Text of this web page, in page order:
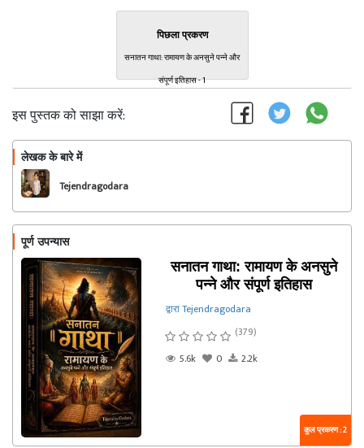
पिछला प्रकरण
सनातन गाथा: रामायण के अनसुने पन्ने और
संपूर्ण इतिहास - 1
इस पुस्तक को साझा करें:
लेखक के बारे में
Tejendragodara
पूर्ण उपन्यास
सनातन गाथा: रामायण के अनसुने
पन्ने और संपूर्ण इतिहास
द्वारा Tejendragodara
(379)
5.6k
0 2.2k
कुल प्रकरण : 2